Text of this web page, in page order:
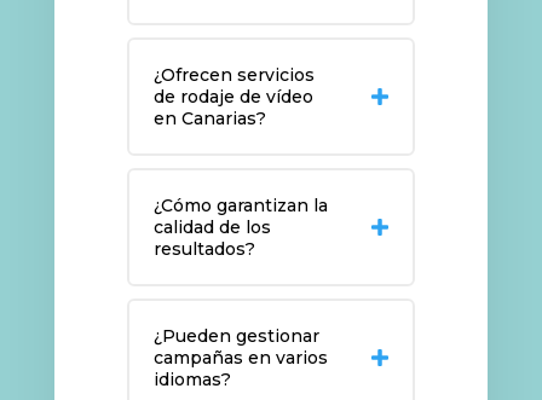
¿Ofrecen servicios
de rodaje de vídeo
en Canarias?
¿Cómo garantizan la
calidad de los
resultados?
¿Pueden gestionar
campañas en varios
idiomas?